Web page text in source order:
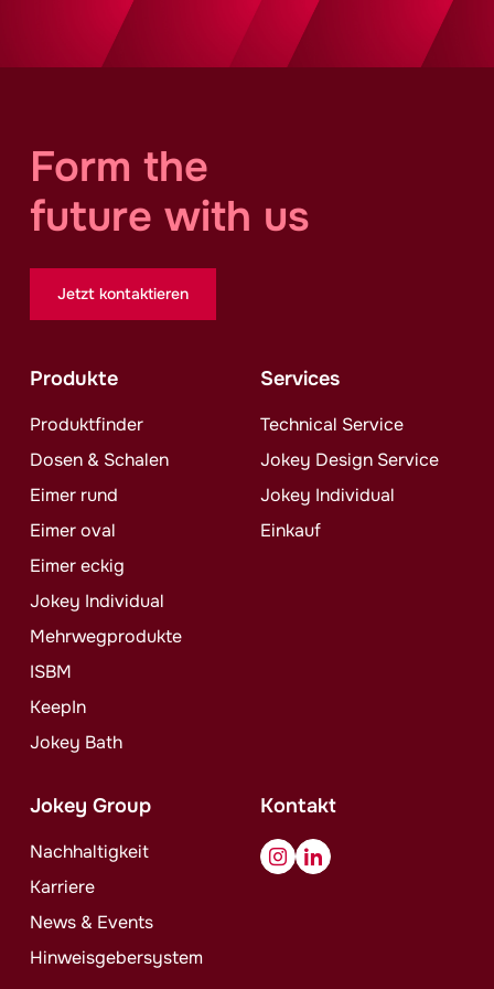
Form the
future with us
Jetzt kontaktieren
Produkte
Produktfinder
Dosen & Schalen
Eimer rund
Eimer oval
Eimer eckig
Jokey Individual
Mehrwegprodukte
ISBM
KeepIn
Jokey Bath
Services
Technical Service
Jokey Design Service
Jokey Individual
Einkauf
Jokey Group
Nachhaltigkeit
Karriere
News & Events
Hinweisgebersystem
Kontakt